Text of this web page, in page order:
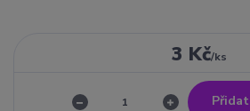
3 Kč/ks